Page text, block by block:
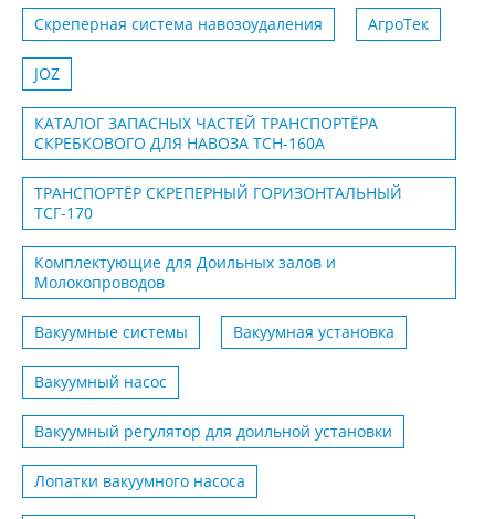
Скреперная система навозоудаления АгроТек
JOZ
КАТАЛОГ ЗАПАСНЫХ ЧАСТЕЙ ТРАНСПОРТЁРА
СКРЕБКОВОГО ДЛЯ НАВОЗА ТСН-160А
ТРАНСПОРТЁР СКРЕПЕРНЫЙ ГОРИЗОНТАЛЬНЫЙ
ТСГ-170
Комплектующие для Доильных залов и
Молокопроводов
Вакуумные системы Вакуумная установка
Вакуумный насос
Вакуумный регулятор для доильной установки
Лопатки вакуумного насоса